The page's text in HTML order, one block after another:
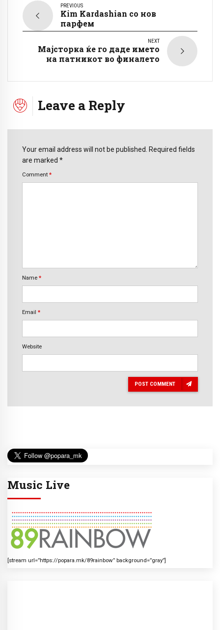
PREVIOUS
Kim Kardashian со нов
парфем
NEXT
Мајсторка ќе го даде името
на патникот во финалето
Leave a Reply
Your email address will not be published. Required fields
are marked *
Comment *
Name *
Email *
Website
POST COMMENT
Music Live
[stream url=”https://popara.mk/89rainbow” background=”gray”]